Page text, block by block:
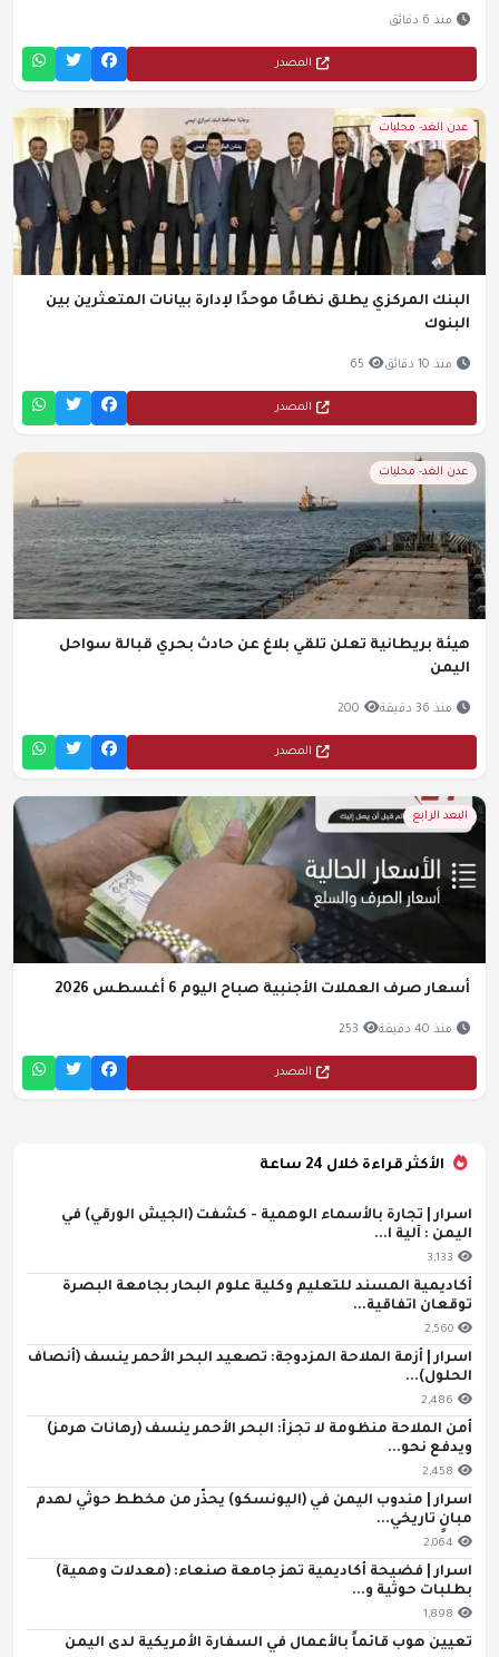
منذ 6 دقائق
المصدر
عدن الغد- محليات
البنك المركزي يطلق نظامًا موحدًا لإدارة بيانات المتعثرين بين
البنوك
منذ 10 دقائق 65
المصدر
عدن الغد- محليات
هيئة بريطانية تعلن تلقي بلاغ عن حادث بحري قبالة سواحل
اليمن
منذ 36 دقيقة 200
المصدر
البعد الرابع
أسعار صرف العملات الأجنبية صباح اليوم 6 أغسطس 2026
منذ 40 دقيقة 253
المصدر
الأكثر قراءة خلال 24 ساعة
اسرار | تجارة بالأسماء الوهمية - كشفت (الجيش الورقي) في
اليمن : آلية ا...
3,133
أكاديمية المسند للتعليم وكلية علوم البحار بجامعة البصرة
توقعان اتفاقية...
2,560
اسرار | أزمة الملاحة المزدوجة: تصعيد البحر الأحمر ينسف (أنصاف
الحلول)...
2,486
أمن الملاحة منظومة لا تجزأ: البحر الأحمر ينسف (رهانات هرمز)
ويدفع نحو...
2,458
اسرار | مندوب اليمن في (اليونسكو) يحذّر من مخطط حوثي لهدم
مبانٍ تاريخي...
2,064
اسرار | فضيحة أكاديمية تهز جامعة صنعاء: (معدلات وهمية)
بطلبات حوثية و...
1,898
تعيين هوب قائماً بالأعمال في السفارة الأمريكية لدى اليمن